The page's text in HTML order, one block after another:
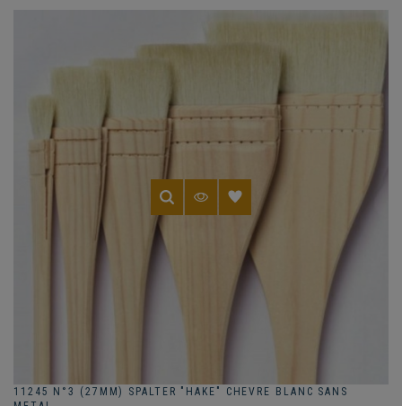
11245 N°3 (27MM) SPALTER "HAKE" CHEVRE BLANC SANS